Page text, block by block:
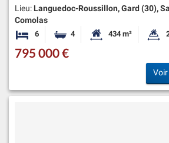
Lieu: Languedoc-Roussillon, Gard (30),
Comolas
6 Chambres
4 Salles de bainsSurface habitable:
434 m²
795 000 €